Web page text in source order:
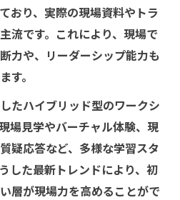
おり、実際の現場資料やトラ
流です。これにより、現場で
力や、リーダーシップ能力も
す。
たハイブリッド型のワークシ
場見学やバーチャル体験、現
疑応答など、多様な学習スタ
した最新トレンドにより、初
層が現場力を高めることがで